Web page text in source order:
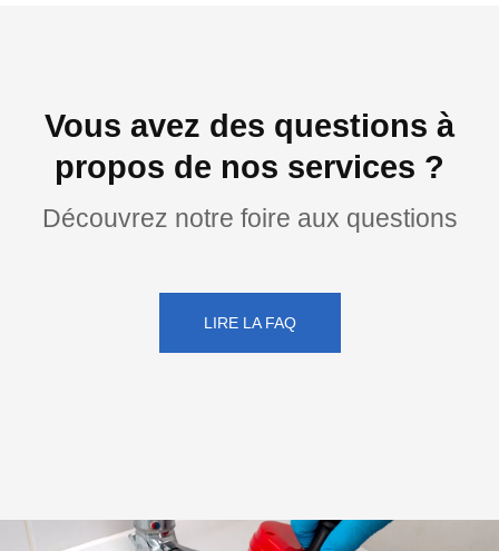
Vous avez des questions à
propos de nos services ?
Découvrez notre foire aux questions
LIRE LA FAQ